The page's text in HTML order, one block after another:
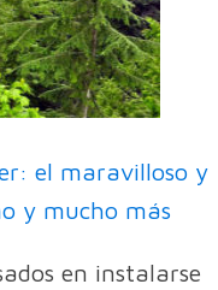
el maravilloso y
y mucho más
en instalarse